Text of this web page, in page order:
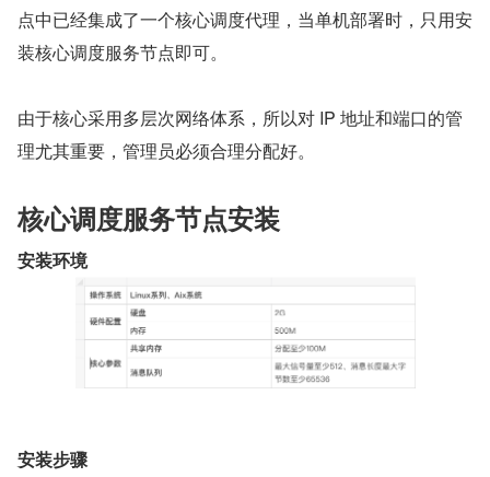
点中已经集成了一个核心调度代理，当单机部署时，只用安
装核心调度服务节点即可。
由于核心采用多层次网络体系，所以对 IP 地址和端口的管
理尤其重要，管理员必须合理分配好。
核心调度服务节点安装
安装环境
安装步骤